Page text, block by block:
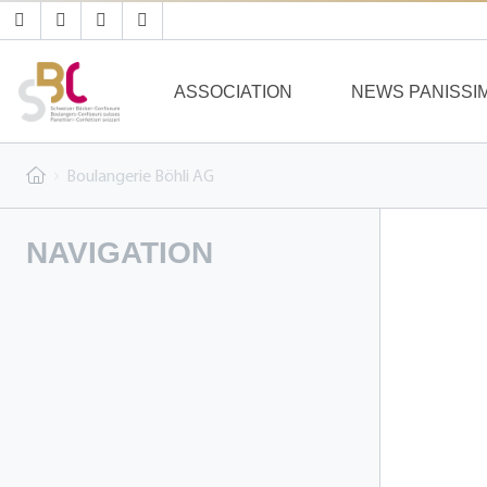
ASSOCIATION NEWS
Boulangerie Böhli AG
NAVIGATION